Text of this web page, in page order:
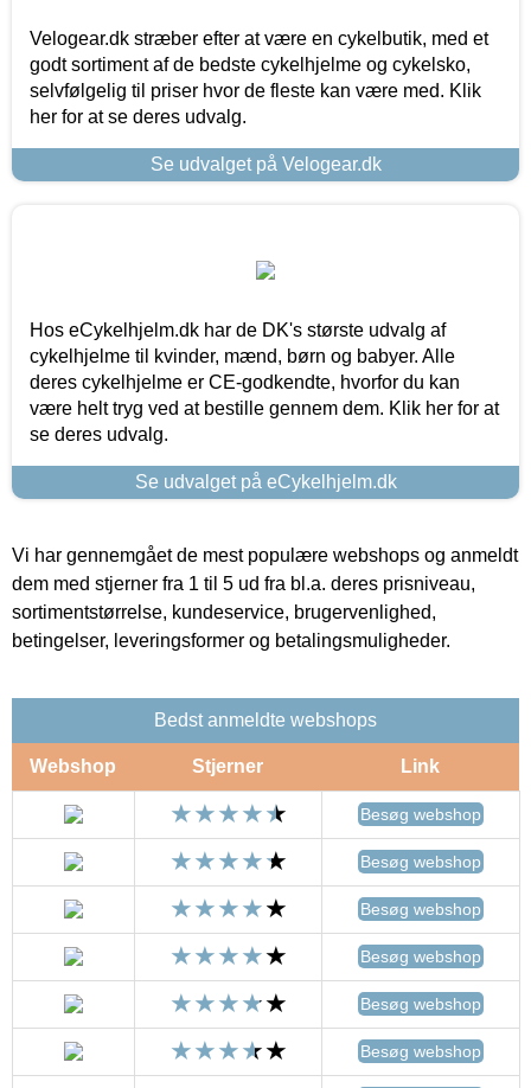
Velogear.dk stræber efter at være en cykelbutik, med et
godt sortiment af de bedste cykelhjelme og cykelsko,
selvfølgelig til priser hvor de fleste kan være med. Klik
her for at se deres udvalg.
Se udvalget på Velogear.dk
Hos eCykelhjelm.dk har de DK's største udvalg af
cykelhjelme til kvinder, mænd, børn og babyer. Alle
deres cykelhjelme er CE-godkendte, hvorfor du kan
være helt tryg ved at bestille gennem dem. Klik her for at
se deres udvalg.
Se udvalget på eCykelhjelm.dk
Vi har gennemgået de mest populære webshops og anmeldt
dem med stjerner fra 1 til 5 ud fra bl.a. deres prisniveau,
sortimentstørrelse, kundeservice, brugervenlighed,
betingelser, leveringsformer og betalingsmuligheder.
Bedst anmeldte webshops
Webshop Stjerner Link
Besøg webshop
Besøg webshop
Besøg webshop
Besøg webshop
Besøg webshop
Besøg webshop